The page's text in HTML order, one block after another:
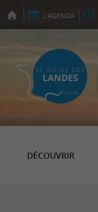
L'AGENDA
DÉCOUVRIR